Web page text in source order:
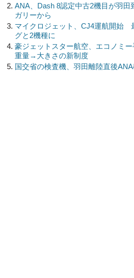
ANA、Dash 8認定中古2機目が羽
ガリーから
マイクロジェット、CJ4運航開始
グと2機種に
豪ジェットスター航空、エコノミ
重量→大きさの新制度
国交省の検査機、羽田離陸直後